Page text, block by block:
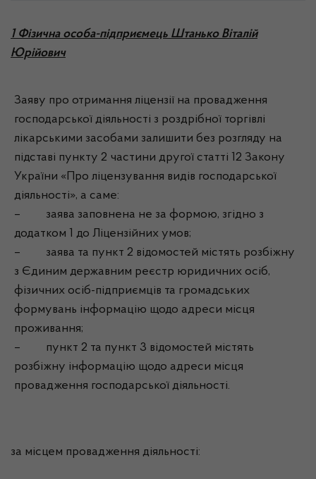
1 Фізична особа-підприємець Штанько Віталій
Юрійович
Заяву про отримання ліцензії на провадження
господарської діяльності з роздрібної торгівлі
лікарськими засобами залишити без розгляду на
підставі пункту 2 частини другої статті 12 Закону
України «Про ліцензування видів господарської
діяльності», а саме:
– заява заповнена не за формою, згідно з
додатком 1 до Ліцензійних умов;
– заява та пункт 2 відомостей містять розбіжну
з Єдиним державним реєстр юридичних осіб,
фізичних осіб-підприємців та громадських
формувань інформацію щодо адреси місця
проживання;
– пункт 2 та пункт 3 відомостей містять
розбіжну інформацію щодо адреси місця
провадження господарської діяльності.
за місцем провадження діяльності: